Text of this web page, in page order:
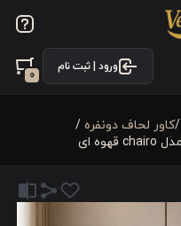
ورود | ثبت نام
0
/کاور لحاف دونفره /